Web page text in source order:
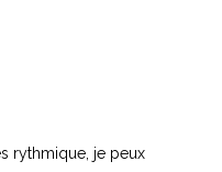
rythmique, je peux